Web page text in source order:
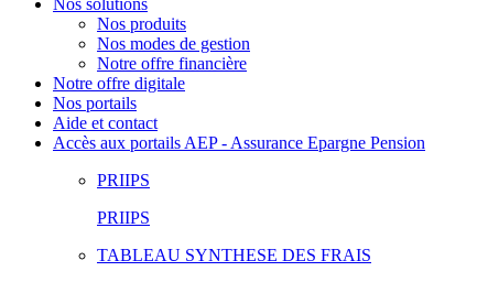
Nos solutions
Nos produits
Nos modes de gestion
Notre offre financière
Notre offre digitale
Nos portails
Aide et contact
Accès aux portails AEP - Assurance Epargne Pension
PRIIPS
PRIIPS
TABLEAU SYNTHESE DES FRAIS